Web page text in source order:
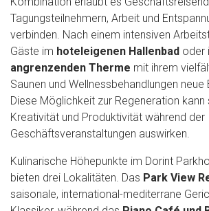
Tagungsteilnehmern, Arbeit und
verbinden. Nach einem intensiven
Gäste im hoteleigenen Hallenbad oder
angrenzenden Therme mit ihrem
Saunen und Wellnessbehandlungen neue
Diese Möglichkeit zur Regeneration
Kreativität und Produktivität während der
Geschäftsveranstaltungen auswirken.
Kulinarische Höhepunkte im Dorint
bieten drei Lokalitäten. Das Park View
saisonale, international-mediterrane